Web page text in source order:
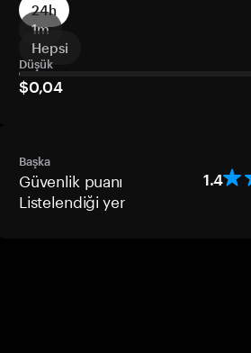
24h
1m
Hepsi
Düşük
$0,04
Başka
Güvenlik puanı 1.4
Listelendiği yer